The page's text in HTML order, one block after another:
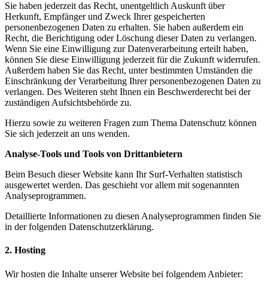
Sie haben jederzeit das Recht, unentgeltlich Auskunft über
Herkunft, Empfänger und Zweck Ihrer gespeicherten
personenbezogenen Daten zu erhalten. Sie haben außerdem ein
Recht, die Berichtigung oder Löschung dieser Daten zu verlangen.
Wenn Sie eine Einwilligung zur Datenverarbeitung erteilt haben,
können Sie diese Einwilligung jederzeit für die Zukunft widerrufen.
Außerdem haben Sie das Recht, unter bestimmten Umständen die
Einschränkung der Verarbeitung Ihrer personenbezogenen Daten zu
verlangen. Des Weiteren steht Ihnen ein Beschwerderecht bei der
zuständigen Aufsichtsbehörde zu.
Hierzu sowie zu weiteren Fragen zum Thema Datenschutz können
Sie sich jederzeit an uns wenden.
Analyse-Tools und Tools von Drittanbietern
Beim Besuch dieser Website kann Ihr Surf-Verhalten statistisch
ausgewertet werden. Das geschieht vor allem mit sogenannten
Analyseprogrammen.
Detaillierte Informationen zu diesen Analyseprogrammen finden Sie
in der folgenden Datenschutzerklärung.
2. Hosting
Wir hosten die Inhalte unserer Website bei folgendem Anbieter: